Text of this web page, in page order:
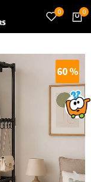
0
0
60%